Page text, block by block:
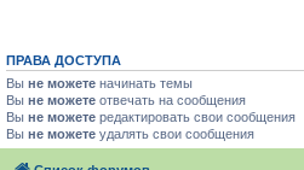
ПРАВА ДОСТУПА
Вы не можете начинать темы
Вы не можете отвечать на сообщения
Вы не можете редактировать свои сообщения
Вы не можете удалять свои сообщения